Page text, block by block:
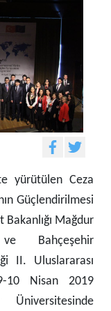
yürütülen Ceza
Güçlendirilmesi
Bakanlığı Mağdur
Bahçeşehir
II. Uluslararası
10 Nisan 2019